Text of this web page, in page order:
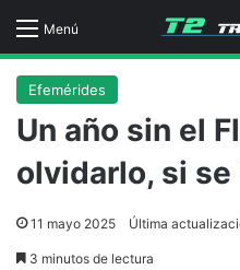
Menú
Efemérides
Un año sin el
olvidarlo, si
11 mayo 2025 Última
3 minutos de lectura